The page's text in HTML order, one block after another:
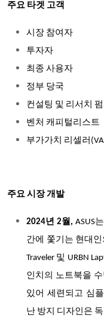
주요 타겟 고객
시장 참여자
투자자
최종 사용자
정부 당국
컨설팅 및 리서치 펌
벤처 캐피털리스트
부가가치 리셀러
주요 시장 개발
2024년 2월, ASUS
간에 쫓기는 현대
Traveler 및 URBN
인치의 노트북을
있어 세련되고 심
난 방지 디자인은